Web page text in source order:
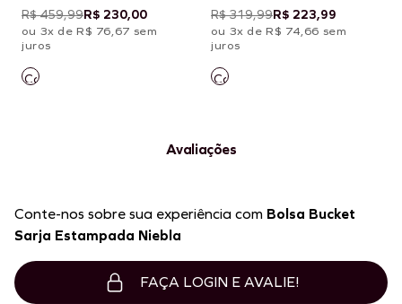
Estampada Chimu Off
R$ 459,99R$ 230,00
ou 3x de R$ 76,67 sem
juros
Corda
R$ 319,99R$ 223,99
ou 3x de R$ 74,66 sem
juros
Avaliações
Conte-nos sobre sua experiência com Bolsa Bucket
Sarja Estampada Niebla
FAÇA LOGIN E AVALIE!